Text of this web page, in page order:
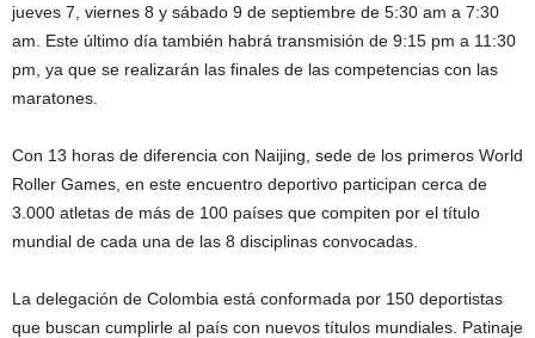
jueves 7, viernes 8 y sábado 9 de septiembre de 5:30 am a 7:30
am. Este último día también habrá transmisión de 9:15 pm a 11:30
pm, ya que se realizarán las finales de las competencias con las
maratones.
Con 13 horas de diferencia con Naijing, sede de los primeros World
Roller Games, en este encuentro deportivo participan cerca de
3.000 atletas de más de 100 países que compiten por el título
mundial de cada una de las 8 disciplinas convocadas.
La delegación de Colombia está conformada por 150 deportistas
que buscan cumplirle al país con nuevos títulos mundiales. Patinaje